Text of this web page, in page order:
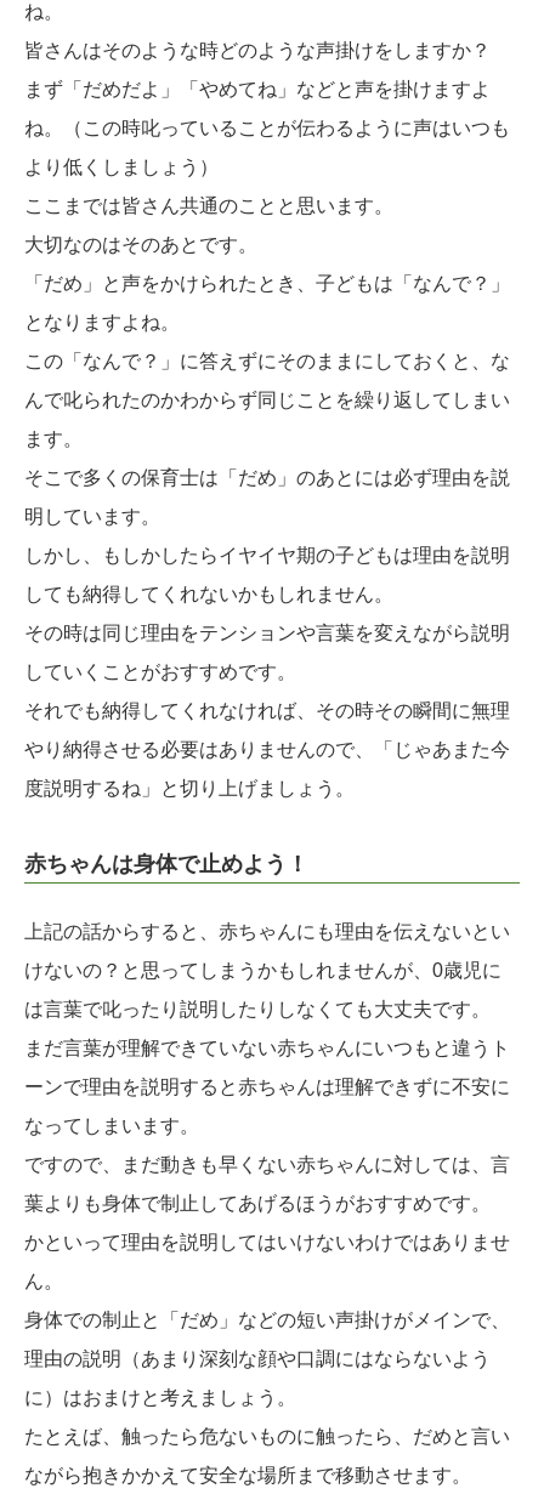
ね。
皆さんはそのような時どのような声掛けをしますか？
まず「だめだよ」「やめてね」などと声を掛けますよ
ね。（この時叱っていることが伝わるように声はいつも
より低くしましょう）
ここまでは皆さん共通のことと思います。
大切なのはそのあとです。
「だめ」と声をかけられたとき、子どもは「なんで？」
となりますよね。
この「なんで？」に答えずにそのままにしておくと、な
んで叱られたのかわからず同じことを繰り返してしまい
ます。
そこで多くの保育士は「だめ」のあとには必ず理由を説
明しています。
しかし、もしかしたらイヤイヤ期の子どもは理由を説明
しても納得してくれないかもしれません。
その時は同じ理由をテンションや言葉を変えながら説明
していくことがおすすめです。
それでも納得してくれなければ、その時その瞬間に無理
やり納得させる必要はありませんので、「じゃあまた今
度説明するね」と切り上げましょう。
赤ちゃんは身体で止めよう！
上記の話からすると、赤ちゃんにも理由を伝えないとい
けないの？と思ってしまうかもしれませんが、0歳児に
は言葉で叱ったり説明したりしなくても大丈夫です。
まだ言葉が理解できていない赤ちゃんにいつもと違うト
ーンで理由を説明すると赤ちゃんは理解できずに不安に
なってしまいます。
ですので、まだ動きも早くない赤ちゃんに対しては、言
葉よりも身体で制止してあげるほうがおすすめです。
かといって理由を説明してはいけないわけではありませ
ん。
身体での制止と「だめ」などの短い声掛けがメインで、
理由の説明（あまり深刻な顔や口調にはならないよう
に）はおまけと考えましょう。
たとえば、触ったら危ないものに触ったら、だめと言い
ながら抱きかかえて安全な場所まで移動させます。